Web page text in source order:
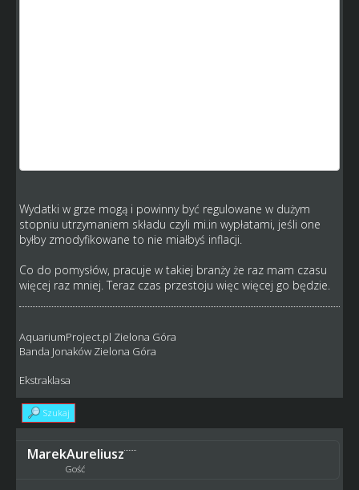
Wydatki w grze mogą i powinny być regulowane w dużym
stopniu utrzymaniem składu czyli mi.in wypłatami, jeśli one
byłby zmodyfikowane to nie miałbyś inflacji.
Co do pomysłów, pracuje w takiej branży że raz mam czasu
więcej raz mniej. Teraz czas przestoju więc więcej go będzie.
AquariumProject.pl Zielona Góra
Banda Jonaków Zielona Góra
Ekstraklasa
Szukaj
MarekAureliusz
Gość